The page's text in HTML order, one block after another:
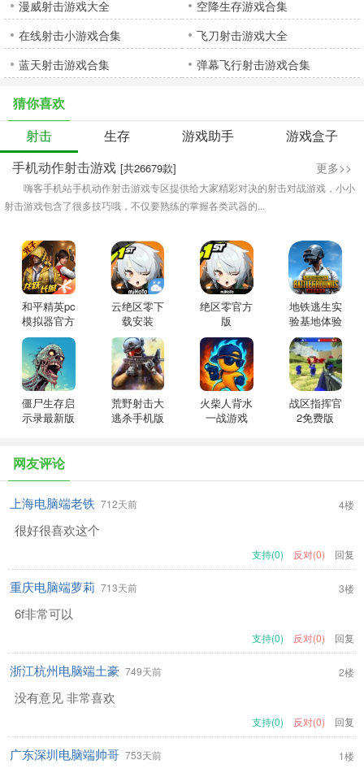
漫威射击游戏大全
空降生存游戏合集
在线射击小游戏合集
飞刀射击游戏大全
蓝天射击游戏合集
弹幕飞行射击游戏合集
猜你喜欢
射击
生存 游戏助手
游戏盒子
手机动作射击游戏 [共26679款] 更多>>
嗨客手机站手机动作射击游戏专区提供给大家精彩对决的射击对战游戏，小小
射击游戏包含了很多技巧哦，不仅要熟练的掌握各类武器的...
和平精英pc
模拟器官方
云绝区零下
载安装
绝区零官方
版
地铁逃生实
验基地体验
服
僵尸生存启
示录最新版
荒野射击大
逃杀手机版
火柴人背水
一战游戏
战区指挥官
2免费版
网友评论
上海电脑端老铁 712天前 4楼
很好很喜欢这个
支持(0) 反对(0) 回复
重庆电脑端萝莉 713天前 3楼
6f非常可以
支持(0) 反对(0) 回复
浙江杭州电脑端土豪 749天前 2楼
没有意见 非常喜欢
支持(0) 反对(0) 回复
广东深圳电脑端帅哥 753天前 1楼